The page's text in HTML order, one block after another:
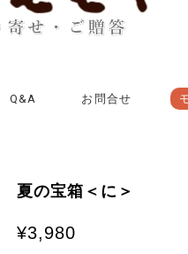
Q&A お問合せ
夏の宝箱＜に＞
¥3,980